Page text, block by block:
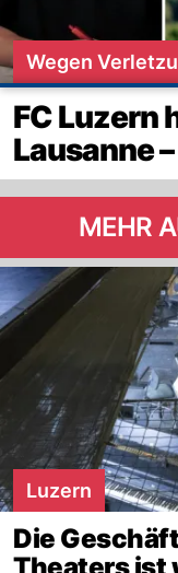
Wegen
FC Luzern
Lausanne
MEHR
Luzern
Die